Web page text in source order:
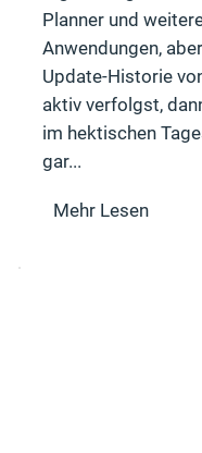
Planner und
Anwendungen,
Update-Historie
aktiv verfolgst,
im hektischen
gar...
Mehr Lesen